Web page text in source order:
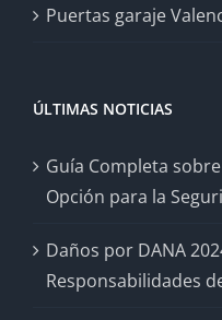
Puertas garaje
ÚLTIMAS NOTICIAS
Guía Completa
Opción para la
Daños por DANA
Responsabilidades